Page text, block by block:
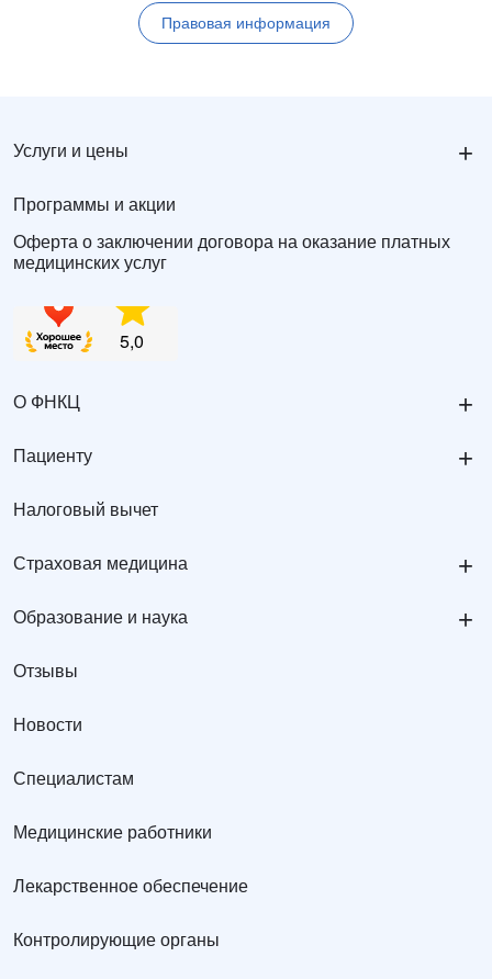
Правовая информация
Услуги и цены +
Программы и акции
Оферта о заключении договора на оказание платных
медицинских услуг
О ФНКЦ +
Пациенту +
Налоговый вычет
Страховая медицина +
Образование и наука +
Отзывы
Новости
Специалистам
Медицинские работники
Лекарственное обеспечение
Контролирующие органы